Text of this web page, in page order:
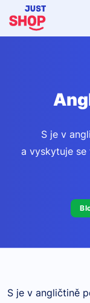
S je v
a vyskytuje se
S je v angličtině